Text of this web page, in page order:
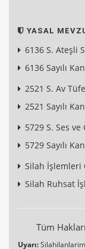
YASAL
6136 S. Ateşli
6136 Sayılı
2521 S. Av
2521 Sayılı
5729 S. Ses
5729 Sayılı
Silah İşlemleri
Silah Ruhsat
Tüm
Uyarı: